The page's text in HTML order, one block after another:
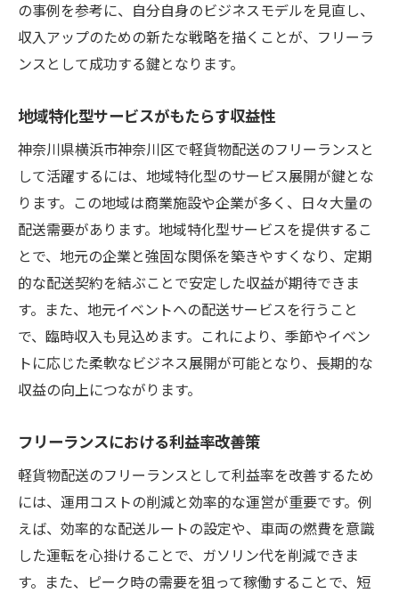
の事例を参考に、自分自身のビジネスモデルを見直し、
収入アップのための新たな戦略を描くことが、フリーラ
ンスとして成功する鍵となります。
地域特化型サービスがもたらす収益性
神奈川県横浜市神奈川区で軽貨物配送のフリーランスと
して活躍するには、地域特化型のサービス展開が鍵とな
ります。この地域は商業施設や企業が多く、日々大量の
配送需要があります。地域特化型サービスを提供するこ
とで、地元の企業と強固な関係を築きやすくなり、定期
的な配送契約を結ぶことで安定した収益が期待できま
す。また、地元イベントへの配送サービスを行うこと
で、臨時収入も見込めます。これにより、季節やイベン
トに応じた柔軟なビジネス展開が可能となり、長期的な
収益の向上につながります。
フリーランスにおける利益率改善策
軽貨物配送のフリーランスとして利益率を改善するため
には、運用コストの削減と効率的な運営が重要です。例
えば、効率的な配送ルートの設定や、車両の燃費を意識
した運転を心掛けることで、ガソリン代を削減できま
す。また、ピーク時の需要を狙って稼働することで、短